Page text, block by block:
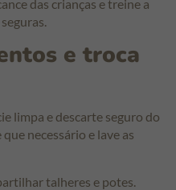
das crianças e treine a
e troca
limpa e descarte seguro do
necessário e lave as
talheres e potes.